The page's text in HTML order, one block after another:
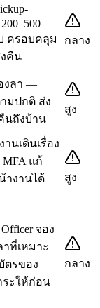
ครอบคลุม
คืน
กลาง
งลา —
มปกติ ส่ง
นถึงบ้าน
สูง
นเดินเรื่อง
แก้
งานได้
สูง
Officer จอง
าที่เหมาะ
ตรของ
ะให้ก่อน
กลาง